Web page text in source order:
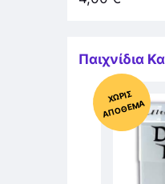
Παιχνίδια
Χ
ΩΡΊΣ
Α
Π
Ό
ΘΕ
ΜΑ